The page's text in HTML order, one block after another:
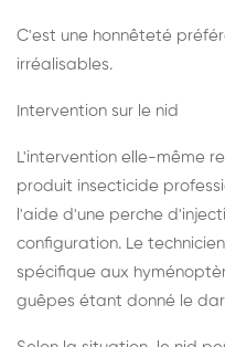
C'est une honnêteté
irréalisables.
Intervention sur le nid
L'intervention elle-même
produit insecticide
l'aide d'une perche
configuration. Le
spécifique aux
guêpes étant donné le